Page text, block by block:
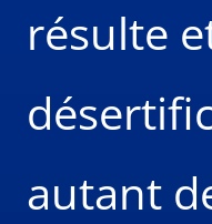
résulte
autant